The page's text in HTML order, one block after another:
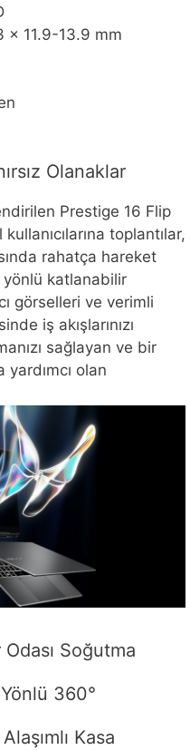
x 11.9-13.9 mm
Olanaklar
Prestige 16 Flip
toplantılar,
rahatça hareket
katlanabilir
görselleri ve verimli
iş akışlarınızı
sağlayan ve bir
yardımcı olan
Soğutma
360°
Kasa